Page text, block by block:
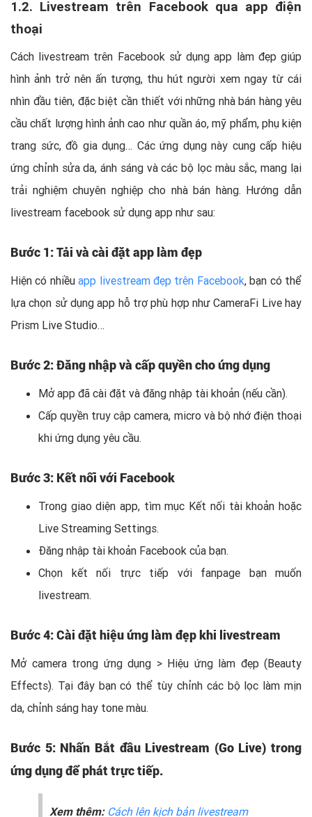
1.2. Livestream trên Facebook qua app điện
thoại
Cách livestream trên Facebook sử dụng app làm đẹp giúp
hình ảnh trở nên ấn tượng, thu hút người xem ngay từ cái
nhìn đầu tiên, đặc biệt cần thiết với những nhà bán hàng yêu
cầu chất lượng hình ảnh cao như quần áo, mỹ phẩm, phụ kiện
trang sức, đồ gia dụng… Các ứng dụng này cung cấp hiệu
ứng chỉnh sửa da, ánh sáng và các bộ lọc màu sắc, mang lại
trải nghiệm chuyên nghiệp cho nhà bán hàng. Hướng dẫn
livestream facebook sử dụng app như sau:
Bước 1: Tải và cài đặt app làm đẹp
Hiện có nhiềuapp livestream đẹp trên Facebook, bạn có thể
lựa chọn sử dụng app hỗ trợ phù hợp như CameraFi Live hay
Prism Live Studio…
Bước 2: Đăng nhập và cấp quyền cho ứng dụng
Mở app đã cài đặt và đăng nhập tài khoản (nếu cần).
Cấp quyền truy cập camera, micro và bộ nhớ điện thoại
khi ứng dụng yêu cầu.
Bước 3: Kết nối với Facebook
Trong giao diện app, tìm mục Kết nối tài khoản hoặc
Live Streaming Settings.
Đăng nhập tài khoản Facebook của bạn.
Chọn kết nối trực tiếp với fanpage bạn muốn
livestream.
Bước 4: Cài đặt hiệu ứng làm đẹp khi livestream
Mở camera trong ứng dụng > Hiệu ứng làm đẹp (Beauty
Effects). Tại đây bạn có thể tùy chỉnh các bộ lọc làm mịn
da, chỉnh sáng hay tone màu.
Bước 5: Nhấn Bắt đầu Livestream (Go Live) trong
ứng dụng để phát trực tiếp.
Xem thêm: Cách lên kịch bản livestream